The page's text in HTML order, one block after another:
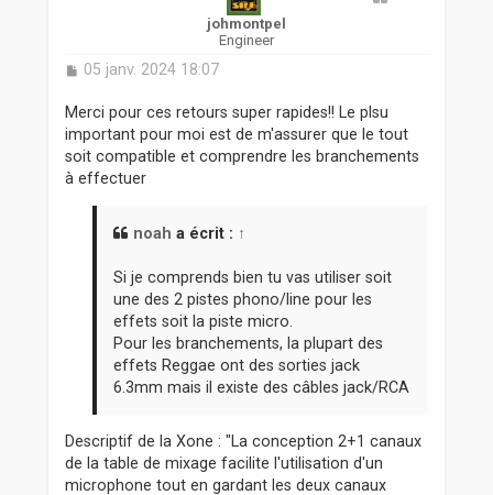
johmontpel
Engineer
M
s
a
g
e
05 janv. 2024 18:07
Merci pour ces retours super rapides!! Le plsu
important pour moi est de m'assurer que le tout
soit compatible et comprendre les branchements
à effectuer
noah a écrit : ↑
Si je comprends bien tu vas utiliser soit
une des 2 pistes phono/line pour les
effets soit la piste micro.
Pour les branchements, la plupart des
effets Reggae ont des sorties jack
6.3mm mais il existe des câbles jack/RCA
Descriptif de la Xone : "La conception 2+1 canaux
de la table de mixage facilite l'utilisation d'un
microphone tout en gardant les deux canaux